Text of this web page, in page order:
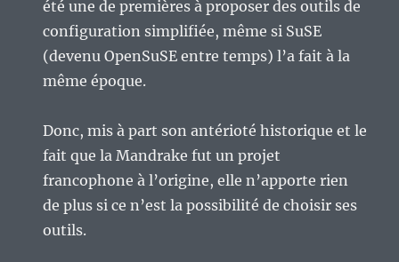
été une de premières à proposer des outils de
configuration simplifiée, même si SuSE
(devenu OpenSuSE entre temps) l’a fait à la
même époque.
Donc, mis à part son antérioté historique et le
fait que la Mandrake fut un projet
francophone à l’origine, elle n’apporte rien
de plus si ce n’est la possibilité de choisir ses
outils.